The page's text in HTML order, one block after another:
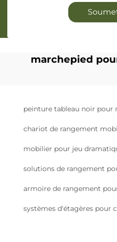
marchepied
peinture tableau noir pour
chariot de rangement
mobilier pour jeu
solutions de rangement
armoire de rangement
systèmes d'étagères pour